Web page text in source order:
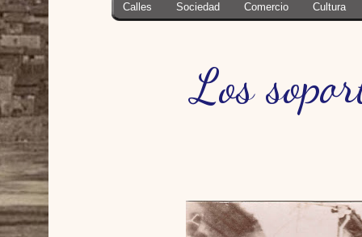
Calles Sociedad Comercio Cultura
Los